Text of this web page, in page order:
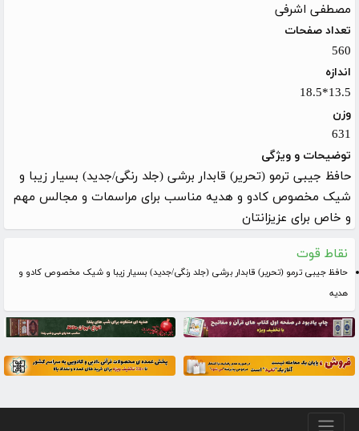
مصطفی اشرفی
تعداد صفحات
560
اندازه
13.5*18.5
وزن
631
توضیحات و ویژگی
حافظ جیبی ترمو (تحریر) قابدار برشی (جلد رنگی/جدید) بسیار زیبا و
شیک مخصوص کادو و هدیه مناسب برای مراسمات و مجالس مهم
و خاص برای عزیزانتان
نقاط قوت
حافظ جیبی ترمو (تحریر) قابدار برشی (جلد رنگی/جدید) بسیار زیبا و شیک مخصوص کادو و
هدیه
منو پایین